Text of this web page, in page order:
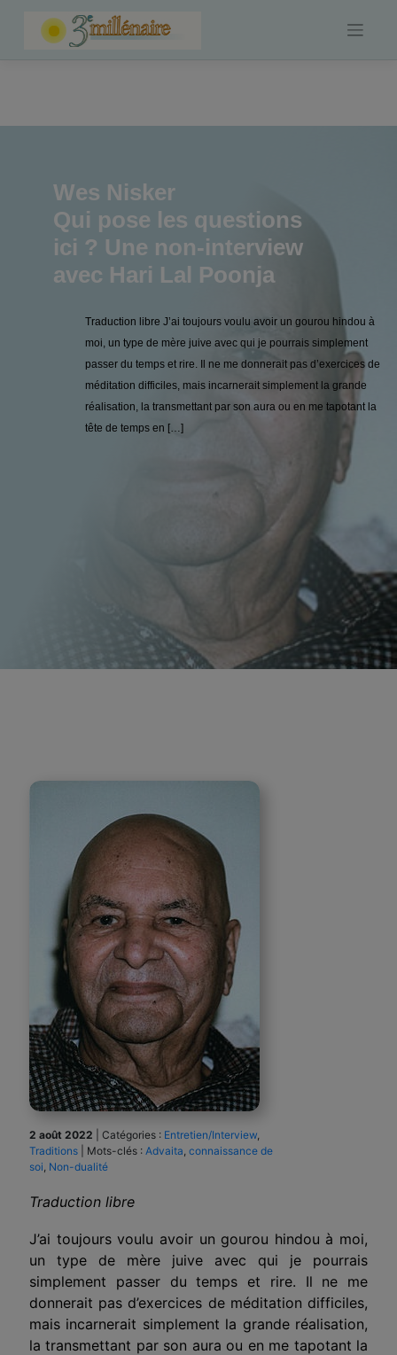
Wes Nisker
Qui pose les questions
ici ? Une non-interview
avec Hari Lal Poonja
Traduction libre J’ai toujours voulu avoir un gourou hindou à
moi, un type de mère juive avec qui je pourrais simplement
passer du temps et rire. Il ne me donnerait pas d’exercices de
méditation difficiles, mais incarnerait simplement la grande
réalisation, la transmettant par son aura ou en me tapotant la
tête de temps en […]
2 août 2022 Catégories : Entretien/Interview
Traditions
Mots-clés : Advaita connaissance de
soi Non-dualité
Traduction libre
J’ai toujours voulu avoir un gourou hindou à moi,
un type de mère juive avec qui je pourrais
simplement passer du temps et rire. Il ne me
donnerait pas d’exercices de méditation difficiles,
mais incarnerait simplement la grande réalisation,
la transmettant par son aura ou en me tapotant la